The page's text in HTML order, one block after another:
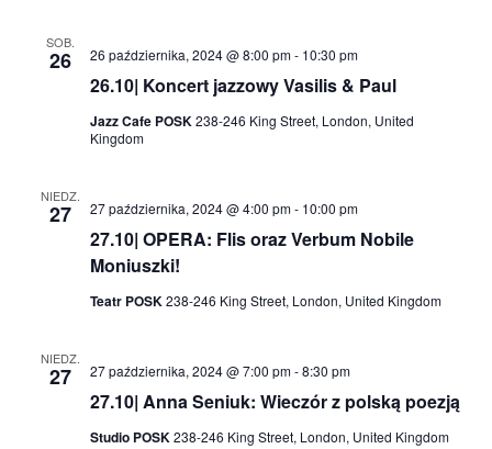
SOB.
26
26.10| Koncert jazzowy Vasilis & Paul
26 października, 2024 @ 8:00 pm- 10:30 pm
Jazz Cafe POSK238-246 King Street, London, United
Kingdom
NIEDZ.
27
27.10| OPERA: Flis oraz Verbum Nobile
Moniuszki!
27 października, 2024 @ 4:00 pm- 10:00 pm
Teatr POSK238-246 King Street, London, United Kingdom
NIEDZ.
27
27.10| Anna Seniuk: Wieczór z polską poezją
27 października, 2024 @ 7:00 pm-8:30 pm
Studio POSK238-246 King Street, London, United Kingdom